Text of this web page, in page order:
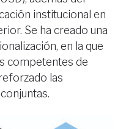
institucional en
Se ha creado una
en la que
competentes de
las